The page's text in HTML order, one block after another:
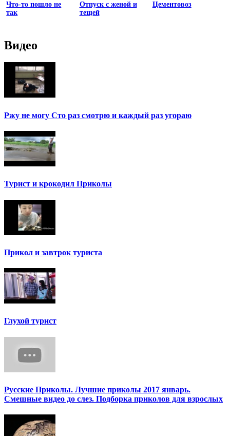
Что-то пошло не
так
Отпуск с женой и
тещей
Цементовоз
Видео
Ржу не могу Сто раз смотрю и каждый раз угораю
Турист и крокодил Приколы
Прикол и завтрок туриста
Глухой турист
Русские Приколы. Лучшие приколы 2017 январь.
Смешные видео до слез. Подборка приколов для взрослых